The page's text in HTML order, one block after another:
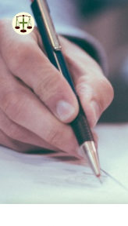
Siirry
sisältöön